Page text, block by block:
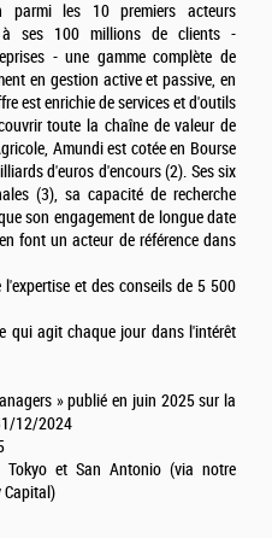
parmi les 10 premiers acteurs
à ses 100 millions de clients -
- une gamme complète de
en gestion active et passive, en
est enrichie de services et d'outils
toute la chaîne de valeur de
Amundi est cotée en Bourse
d'euros d'encours (2). Ses six
(3), sa capacité de recherche
son engagement de longue date
font un acteur de référence dans
et des conseils de 5 500
qui agit chaque jour dans l'intérêt
» publié en juin 2025 sur la
12/2024
Tokyo et San Antonio (via notre
Capital)